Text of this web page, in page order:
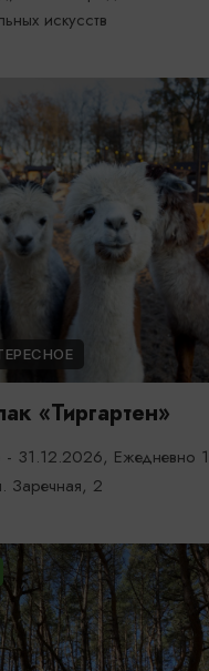
искусств
«Тиргартен»
31.12.2026, Ежедневно
Заречная, 2